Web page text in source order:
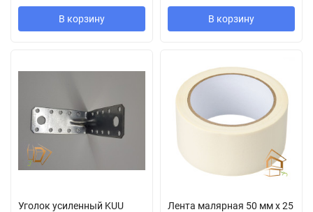
В корзину В корзину
Уголок усиленный KUU
Лента малярная 50 мм х 25